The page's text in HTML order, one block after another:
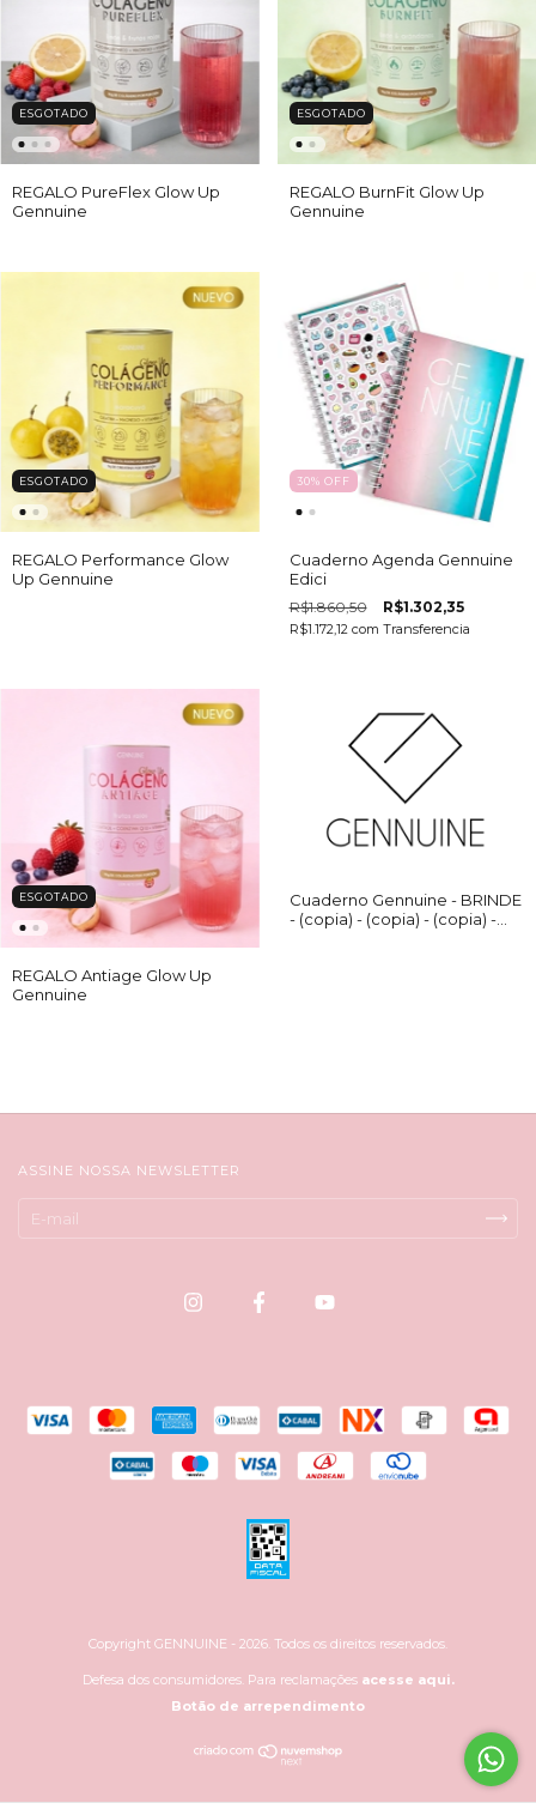
ESGOTADO
REGALO PureFlex Glow Up
Gennuine
ESGOTADO
REGALO BurnFit Glow Up
Gennuine
ESGOTADO
REGALO Performance Glow
Up Gennuine
30% OFF
Cuaderno Agenda Gennuine
Edici
R$1.860,50 R$1.302,35
R$1.172,12 com Transferencia
ESGOTADO
REGALO Antiage Glow Up
Gennuine
Cuaderno Gennuine - BRINDE
- (copia) - (copia) - (copia) -
ASSINE NOSSA NEWSLETTER
Copyright GENNUINE - 2026. Todos os direitos reservados.
Defesa dos consumidores. Para reclamações acesse aqui.
Botão de arrependimento